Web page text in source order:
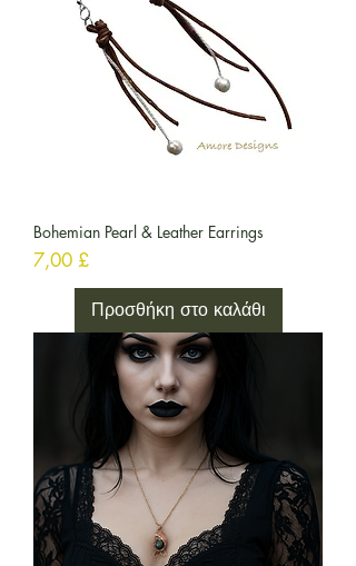
Bohemian Pearl & Leather Earrings
Τιμή
7,00 £
Προσθήκη στο καλάθι